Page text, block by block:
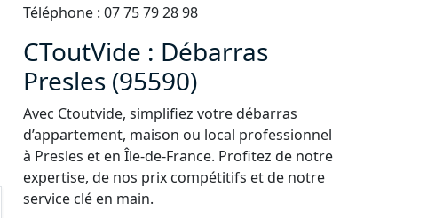
Téléphone : 07 75 79 28 98
CToutVide : Débarras
Presles (95590)
Avec Ctoutvide, simplifiez votre débarras
d’appartement, maison ou local professionnel
à Presles et en Île-de-France. Profitez de notre
expertise, de nos prix compétitifs et de notre
service clé en main.